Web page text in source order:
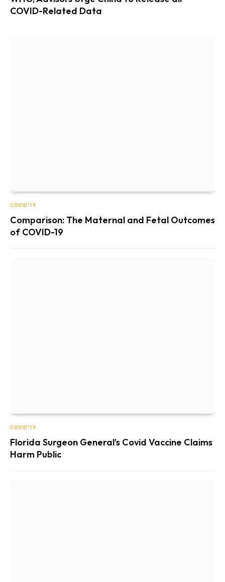
COVID-Related Data
COVID'19
Comparison: The Maternal and Fetal Outcomes
of COVID-19
COVID'19
Florida Surgeon General’s Covid Vaccine Claims
Harm Public